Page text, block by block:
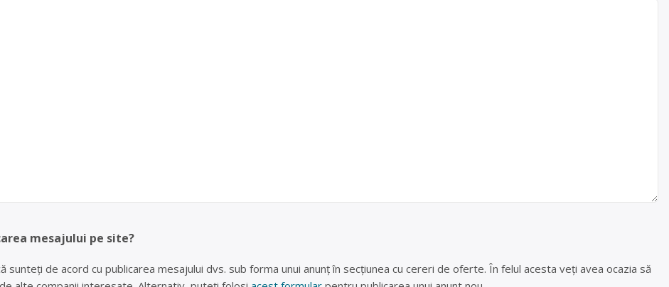
mesajului pe site?
sunteți de acord cu publicarea mesajului dvs. sub forma unui anunț în secțiunea cu cereri de oferte. În felul acesta veți avea ocazia să